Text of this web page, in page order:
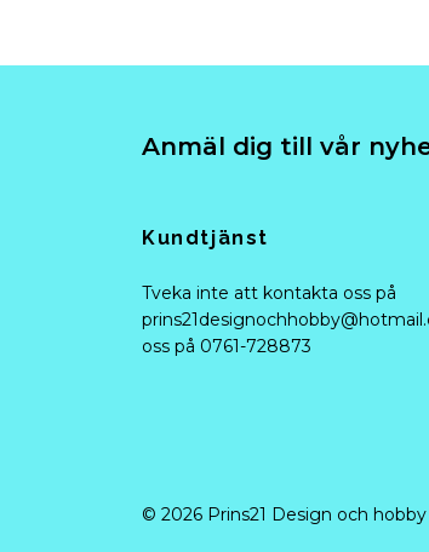
Anmäl dig till vår
Kundtjänst
Tveka inte att kontakta oss på
oss på 0761-728873
© 2026 Prins21 Design och hobby